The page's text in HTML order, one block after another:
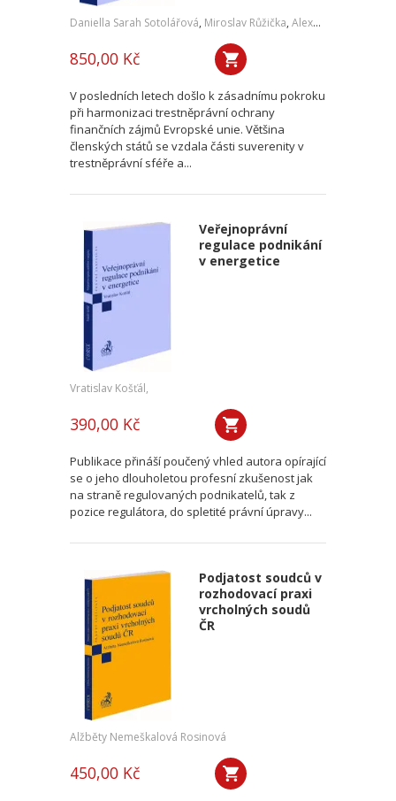
Daniella Sarah Sotolářová, Miroslav Růžička, Alexander Sotolář
850,00 Kč
V posledních letech došlo k zásadnímu pokroku
při harmonizaci trestněprávní ochrany
finančních zájmů Evropské unie. Většina
členských států se vzdala části suverenity v
trestněprávní sféře a...
Veřejnoprávní
regulace podnikání
v energetice
Vratislav Košťál,
390,00 Kč
Publikace přináší poučený vhled autora opírající
se o jeho dlouholetou profesní zkušenost jak
na straně regulovaných podnikatelů, tak z
pozice regulátora, do spletité právní úpravy...
Podjatost soudců v
rozhodovací praxi
vrcholných soudů
ČR
Alžběty Nemeškalová Rosinová
450,00 Kč